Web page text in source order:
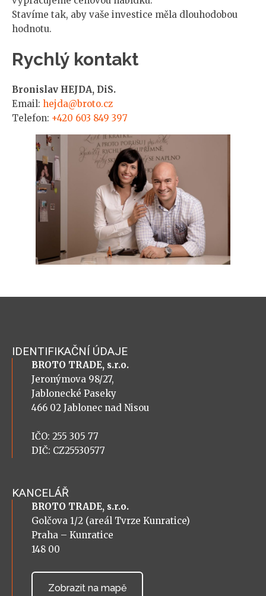
Stavíme tak, aby vaše investice měla dlouhodobou
hodnotu.
Rychlý kontakt
Bronislav HEJDA, DiS.
Email: hejda@broto.cz
Telefon: +420 603 849 397
IDENTIFIKAČNÍ ÚDAJE
BROTO TRADE, s.r.o.
Jeronýmova 98/27,
Jablonecké Paseky
466 02 Jablonec nad Nisou
IČO: 255 305 77
DIČ: CZ25530577
KANCELÁŘ
BROTO TRADE, s.r.o.
Golčova 1/2 (areál Tvrze Kunratice)
Praha – Kunratice
148 00
Zobrazit na mapě